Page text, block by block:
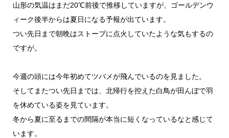
山形の気温はまだ20℃前後で推移していますが、ゴールデンウ
ィーク後半からは夏日になる予報が出ています。
つい先日まで朝晩はストーブに点火していたような気もするの
ですが。
今週の頭には今年初めてツバメが飛んでいるのを見ました。
そしてまたつい先日までは、北帰行を控えた白鳥が田んぼで羽
を休めている姿を見ています。
冬から夏に至るまでの間隔が本当に短くなっているなと感じて
います。